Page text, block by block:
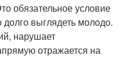
обязательное условие
долго выглядеть молодо.
нарушает
отражается на